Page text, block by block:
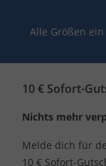
Alle Größen ein
10 € Sofort-
Nichts mehr
Melde dich für
10 € Sofort-